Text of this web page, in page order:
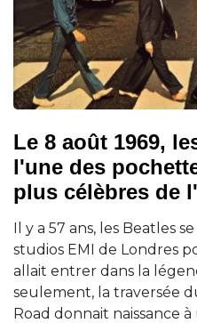
Le 8 août 1969,
l'une des
plus célèbres de
Il y a 57 ans, les Beatles
studios EMI de Londres
allait entrer dans la
seulement, la traversée
Road donnait naissance